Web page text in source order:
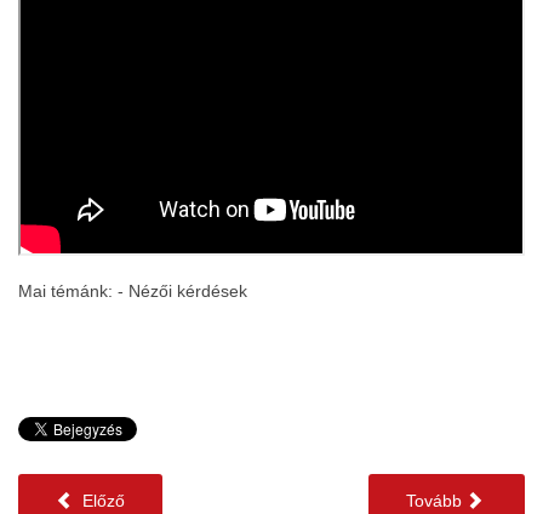
Mai témánk: - Nézői kérdések
Előző Tovább